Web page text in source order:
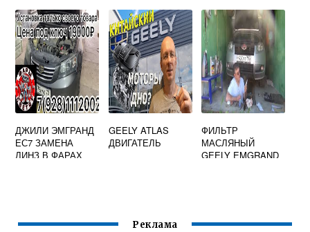
ДЖИЛИ ЭМГРАНД
ЕС7 ЗАМЕНА
ЛИНЗ В ФАРАХ
GEELY ATLAS
ДВИГАТЕЛЬ
ФИЛЬТР
МАСЛЯНЫЙ
GEELY EMGRAND
Реклама